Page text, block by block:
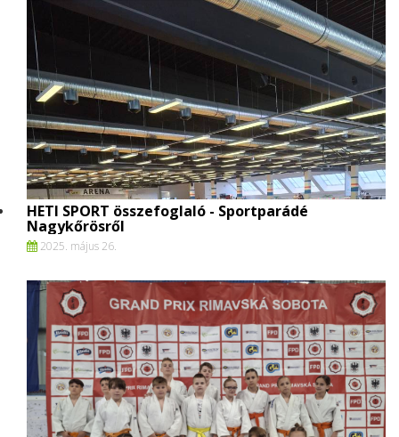
HETI SPORT összefoglaló - Sportparádé
Nagykőrösről
2025. május 26.